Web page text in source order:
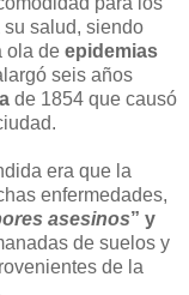
salud, siendo
ola de epidemias
seis años
de 1854 que causó
era que la
enfermedades,
asesinos” y
de suelos y
de la